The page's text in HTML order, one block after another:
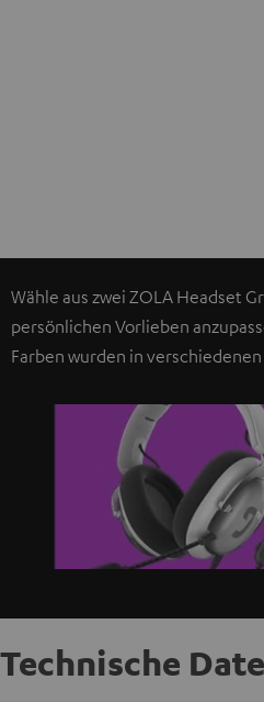
Wähle aus zwei ZOLA Headset
persönlichen Vorlieben
Farben wurden in
Technische